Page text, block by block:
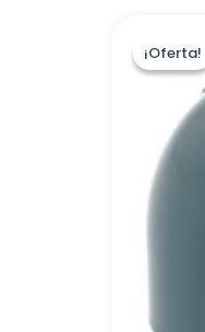
¡Oferta!
¡Oferta!